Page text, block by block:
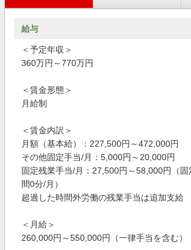
給与
＜予定年収＞
360万円～770万円
＜賃金形態＞
月給制
＜賃金内訳＞
月額（基本給）：227,500円～472,000円
その他固定手当/月：5,000円～20,000円
固定残業手当/月：27,500円～58,000円（
間0分/月）
超過した時間外労働の残業手当は追加支給
＜月給＞
260,000円～550,000円（一律手当を含む）